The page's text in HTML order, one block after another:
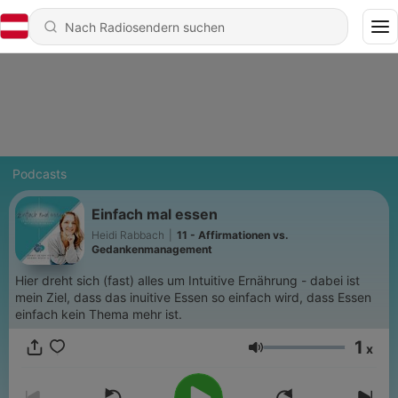
Podcasts
Einfach mal essen
Heidi Rabbach
11 - Affirmationen vs.
Gedankenmanagement
Hier dreht sich (fast) alles um Intuitive Ernährung - dabei ist
mein Ziel, dass das inuitive Essen so einfach wird, dass Essen
einfach kein Thema mehr ist.
Lautstärke 1 x